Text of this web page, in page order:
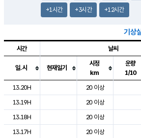
+1시간 +3시간 +12시간
기상
도시별 기상실황표로 지점, 날씨, 기온, 강수,
시간 날씨
일.시 현재일기
시정
km
운량
1/10
13.20H
20 이상
13.19H
20 이상
13.18H
20 이상
13.17H
20 이상